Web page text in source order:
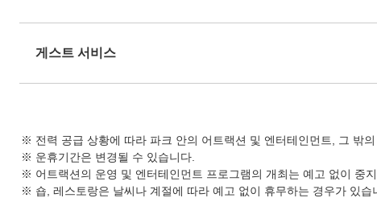
게스트 서비스
전력 공급 상황에 따라 파크 안의 어트랙션 및 엔터테인먼트, 그 밖
운휴기간은 변경될 수 있습니다.
어트랙션의 운영 및 엔터테인먼트 프로그램의 개최는 예고 없이 중
숍, 레스토랑은 날씨나 계절에 따라 예고 없이 휴무하는 경우가 있습